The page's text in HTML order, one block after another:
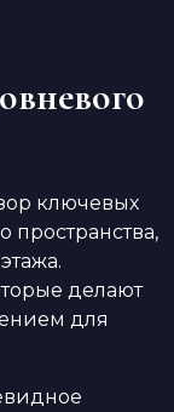
ключевых
делают
для